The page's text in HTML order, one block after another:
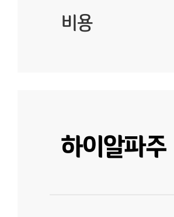
비용
하이알파주